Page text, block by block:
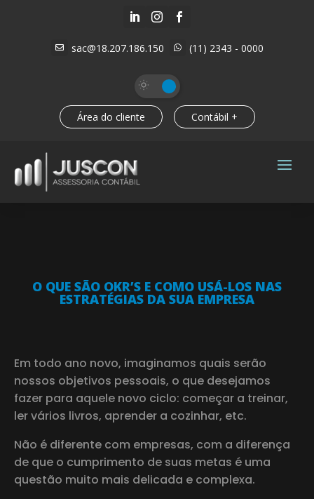
  
 sac@18.207.186.150  (11) 2343 - 0000
Área do cliente Contábil +
O QUE SÃO OKR’S E COMO USÁ-LOS NAS
ESTRATÉGIAS DA SUA EMPRESA
Em todo ano novo, imaginamos quais serão
nossos objetivos pessoais, o que desejamos
fazer para aquele novo ciclo: começar a treinar,
ler vários livros, aprender a cozinhar, etc.
Não é diferente com empresas, com a diferença
de que o cumprimento de suas metas é uma
questão muito mais delicada e complexa.